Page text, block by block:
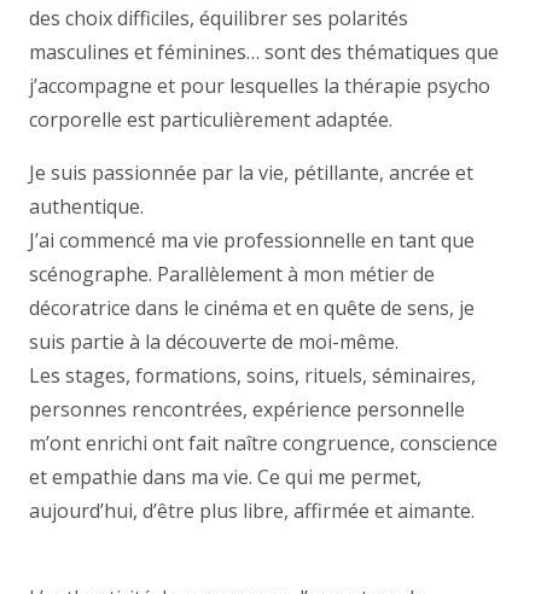
des choix difficiles, équilibrer ses polarités
masculines et féminines… sont des thématiques que
j’accompagne et pour lesquelles la thérapie psycho
corporelle est particulièrement adaptée.
Je suis passionnée par la vie, pétillante, ancrée et
authentique.
J’ai commencé ma vie professionnelle en tant que
scénographe. Parallèlement à mon métier de
décoratrice dans le cinéma et en quête de sens, je
suis partie à la découverte de moi-même.
Les stages, formations, soins, rituels, séminaires,
personnes rencontrées, expérience personnelle
m’ont enrichi ont fait naître congruence, conscience
et empathie dans ma vie. Ce qui me permet,
aujourd’hui, d’être plus libre, affirmée et aimante.